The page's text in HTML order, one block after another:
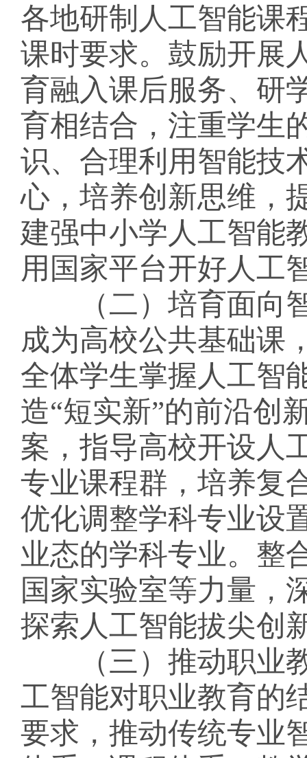
各地研制人工智能课
课时要求。鼓励开展
育融入课后服务、研
育相结合，注重学生
识、合理利用智能技
心，培养创新思维，
建强中小学人工智能
用国家平台开好人工
（二）培育面向智
成为高校公共基础课
全体学生掌握人工智
造“短实新”的前沿创
案，指导高校开设人
专业课程群，培养复
优化调整学科专业设
业态的学科专业。整
国家实验室等力量，
探索人工智能拔尖创
（三）推动职业教
工智能对职业教育的
要求，推动传统专业